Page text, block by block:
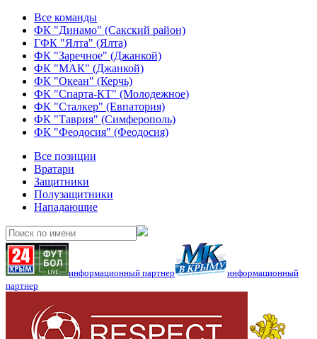
Все команды
ФК "Динамо" (Сакский район)
ГФК "Ялта" (Ялта)
ФК "Заречное" (Джанкой)
ФК "МАК" (Джанкой)
ФК "Океан" (Керчь)
ФК "Спарта-КТ" (Молодежное)
ФК "Сталкер" (Евпатория)
ФК "Таврия" (Симферополь)
ФК "Феодосия" (Феодосия)
Все позиции
Вратари
Защитники
Полузащитники
Нападающие
информационный партнер
информационный
партнер